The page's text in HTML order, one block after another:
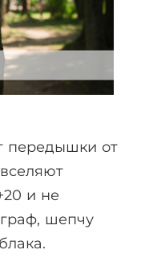
передышки от
и не
шепчу